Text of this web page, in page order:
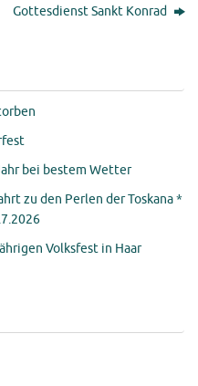
Gottesdienst Sankt Konrad
bei bestem Wetter
zu den Perlen der Toskana *
Volksfest in Haar